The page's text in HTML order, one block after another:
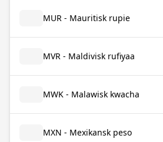
MUR - Mauritisk rupie
MVR - Maldivisk rufiyaa
MWK - Malawisk kwacha
MXN - Mexikansk peso